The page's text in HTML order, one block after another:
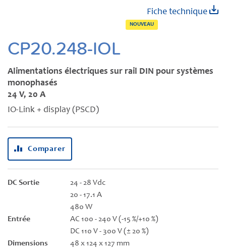
CP20.248-IOL
NOUVEAU
Alimentations électriques sur rail DIN pour systèmes
monophasés
24 V, 20 A
IO-Link + display (PSCD)
Fiche technique
Comparer
DC Sortie
24 - 28 Vdc
20 - 17.1 A
480 W
Entrée
AC 100 - 240 V (-15 %/+10 %)
DC 110 V - 300 V (± 20 %)
Dimensions
48 x 124 x 127 mm
beginning
of
the
gallery